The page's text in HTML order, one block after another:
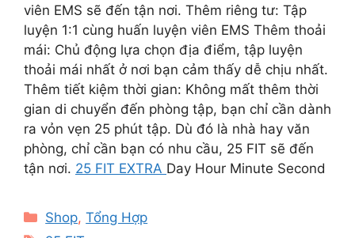
viên EMS sẽ đến tận nơi. Thêm riêng tư: Tập
luyện 1:1 cùng huấn luyện viên EMS Thêm thoải
mái: Chủ động lựa chọn địa điểm, tập luyện
thoải mái nhất ở nơi bạn cảm thấy dễ chịu nhất.
Thêm tiết kiệm thời gian: Không mất thêm thời
gian di chuyển đến phòng tập, bạn chỉ cần dành
ra vỏn vẹn 25 phút tập. Dù đó là nhà hay văn
phòng, chỉ cần bạn có nhu cầu, 25 FIT sẽ đến
tận nơi. 25 FIT EXTRA Day Hour Minute Second
Categories
Shop,Tổng Hợp